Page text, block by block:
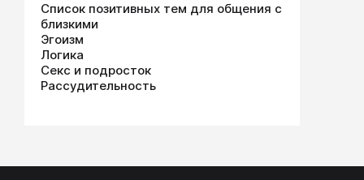
Список позитивных тем для общения с
близкими
Эгоизм
Логика
Секс и подросток
Рассудительность